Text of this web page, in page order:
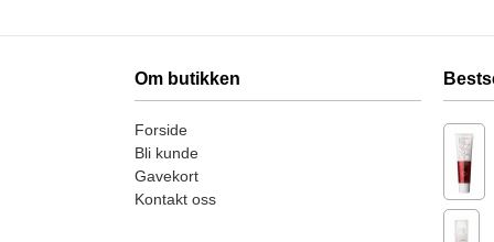
Om butikken
Forside
Bli kunde
Gavekort
Kontakt oss